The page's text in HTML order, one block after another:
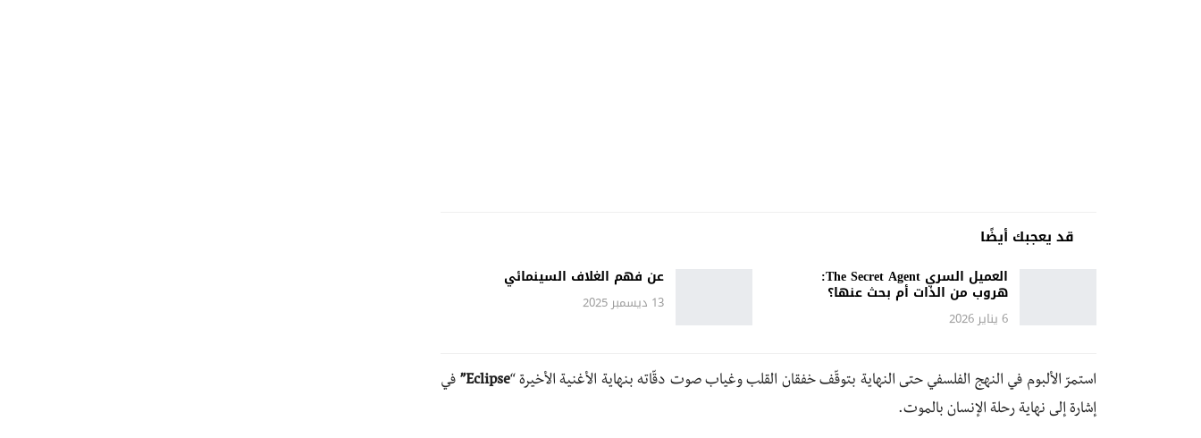
قد يعجبك أيضًا
العميل السري The Secret Agent:
هروب من الذات أم بحث عنها؟
6 يناير 2026
عن فهم الغلاف السينمائي
13 ديسمبر 2025
استمرّ الألبوم في النهج الفلسفي حتى النهاية بتوقّف خفقان القلب وغياب صوت دقّاته بنهاية الأغنية الأخيرة “Eclipse” في
إشارة إلى نهاية رحلة الإنسان بالموت.